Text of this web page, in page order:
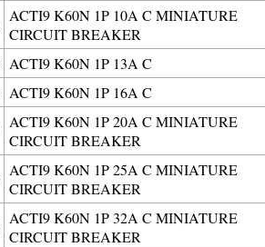
ACTI9 K60N 1P 10A C MINIATURE
CIRCUIT BREAKER
ACTI9 K60N 1P 13A C
ACTI9 K60N 1P 16A C
ACTI9 K60N 1P 20A C MINIATURE
CIRCUIT BREAKER
ACTI9 K60N 1P 25A C MINIATURE
CIRCUIT BREAKER
ACTI9 K60N 1P 32A C MINIATURE
CIRCUIT BREAKER